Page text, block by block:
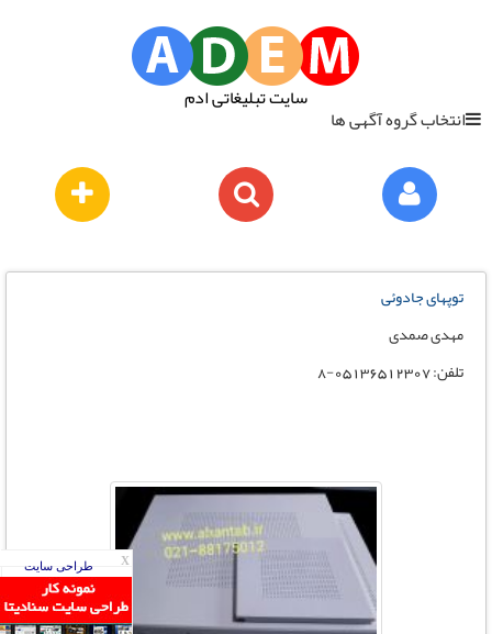
X طراحی سایت
سایت تبلیغاتی ادم
انتخاب گروه آگهی ها
توپهای جادوئی
مهدی صمدی
تلفن: 05136512307-8